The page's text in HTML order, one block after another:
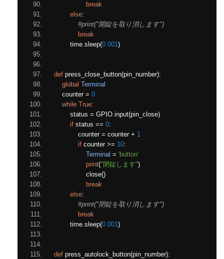
break
else:
#print("開錠を取り消します")
break
        time
.sleep(0.001)
def press_close_button(pin_number):
global Terminal
    counter
= 0
while True:
        status
= GPIO.input(pin_close)
if status == 0:
            counter
= counter + 1
if counter >= 10:
Terminal = 'button'
print("閉錠します")
                close
()
break
else:
#print("閉錠を取り消します")
break
        time
.sleep(0.001)
def press_autolock_button(pin_number):